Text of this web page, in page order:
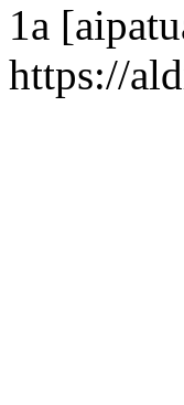
1a
https://